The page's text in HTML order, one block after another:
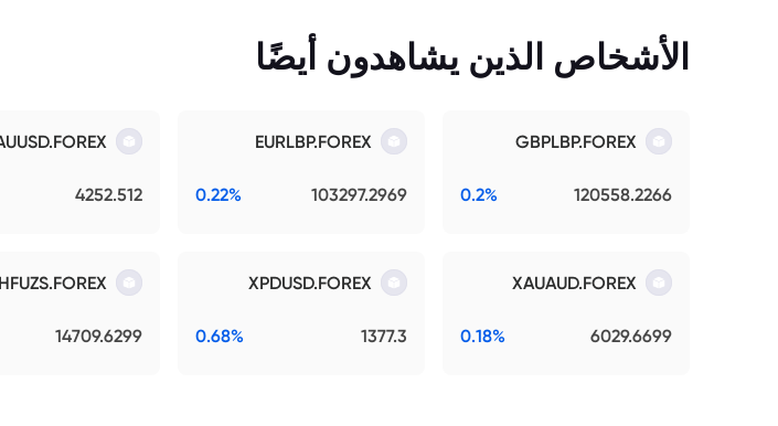
الأشخاص الذين يشاهدون أيضًا
GBPLBP.FOREX
120558.2266
0.2%
EURLBP.FOREX
103297.2969
0.22%
4252.512
XAUAUD.FOREX
6029.6699
0.18%
XPDUSD.FOREX
1377.3
0.68%
14709.6299